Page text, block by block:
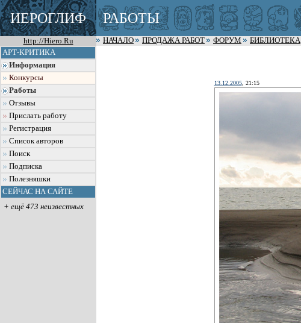
ИЕРОГЛИФ РАБОТЫ
http://Hiero.Ru НАЧАЛО ПРОДАЖА РАБОТ ФОРУМ БИБЛИОТЕКА
АРТ-КРИТИКА
Информация
Конкурсы
Работы
Отзывы
Прислать работу
Регистрация
Список авторов
Поиск
Подписка
Полезняшки
СЕЙЧАС НА САЙТЕ
+ ещё 473 неизвестных
13.12.2005, 21:15